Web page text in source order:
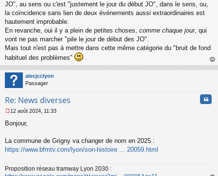
o
n
u
JO", au sens ou c'est "justement le jour du début JO", dans le sens, ou,
la coïncidence sans lien de deux événements aussi extraordinaires est
hautement improbable.
En revanche, oui il y a plein de petites choses, comme chaque jour, qui
vont ne pas marcher "pile le jour de début des JO".
Mais tout n'est pas à mettre dans cette même catégorie du "bruit de fond
habituel des problèmes"
.
au
alecjcclyon
Passager
Re: News diverses
e
g
n
o
12 août 2024, 11:33
Bonjour,
La commune de Grigny va changer de nom en 2025 :
https://www.bfmtv.com/lyon/son-histoire ... 20059.html
Proposition réseau tramway Lyon 2030 :